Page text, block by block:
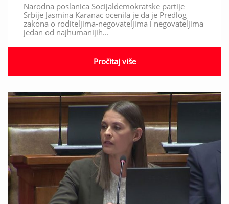
Narodna poslanica Socijaldemokratske partije
Srbije Jasmina Karanac ocenila je da je Predlog
zakona o roditeljima-negovateljima i negovateljima
jedan od najhumanijih...
Pročitaj više